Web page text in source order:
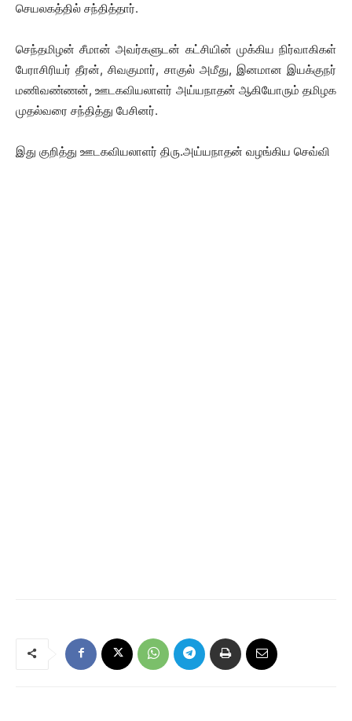
செயலகத்தில் சந்தித்தார்.
செந்தமிழன் சீமான் அவர்களுடன் கட்சியின் முக்கிய நிர்வாகிகள்
பேராசிரியர் தீரன், சிவகுமார், சாகுல் அமீது, இனமான இயக்குநர்
மணிவண்ணன், ஊடகவியலாளர் அய்யநாதன் ஆகியோரும் தமிழக
முதல்வரை சந்தித்து பேசினர்.
இது குறித்து ஊடகவியலாளர் திரு.அய்யநாதன் வழங்கிய செவ்வி